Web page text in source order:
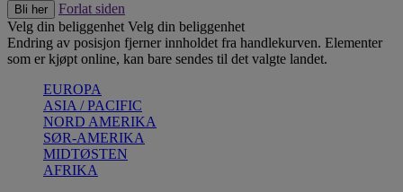
Bli her
Forlat siden
Velg din beliggenhet Velg din beliggenhet
Endring av posisjon fjerner innholdet fra handlekurven. Elementer
som er kjøpt online, kan bare sendes til det valgte landet.
EUROPA
ASIA / PACIFIC
NORD AMERIKA
SØR-AMERIKA
MIDTØSTEN
AFRIKA